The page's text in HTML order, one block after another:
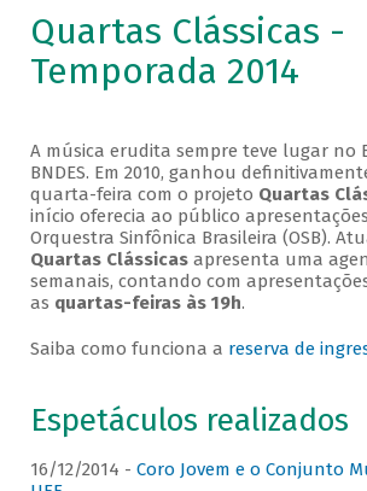
Quartas Clássicas -
Temporada 2014
A música erudita sempre teve lugar no
BNDES. Em 2010, ganhou
quarta-feira com o projeto Quartas
início oferecia ao público
Orquestra Sinfônica Brasileira (OSB).
Quartas Clássicasapresenta uma
semanais, contando com
as quartas-feiras às 19h.
Saiba como funciona a reserva de
Espetáculos realizados
16/12/2014 - Coro Jovem e o Conjunto